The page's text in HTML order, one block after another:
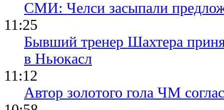
СМИ: Челси засыпали
11:25
Бывший тренер Шахтера
в Ньюкасл
11:12
Автор золотого гола ЧМ